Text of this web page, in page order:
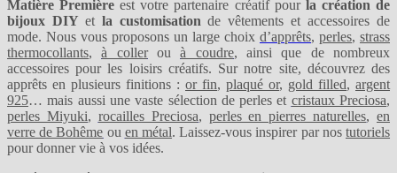
Matière Première est votre partenaire créatif pourla création de
bijoux DIY etla customisation de vêtements et accessoires de
mode. Nous vous proposons un large choix d’apprêts, perles, strass
thermocollants,à collerouà coudre, ainsi que de nombreux
accessoires pour les loisirs créatifs. Sur notre site, découvrez des
apprêts en plusieurs finitions : or fin, plaqué or, gold filled, argent
925… mais aussi une vaste sélection de perles et cristaux Preciosa,
perles Miyuki, rocailles Preciosa, perles en pierres naturelles, en
verre de Bohême ou en métal. Laissez-vous inspirer par nostutoriels
pour donner vie à vos idées.